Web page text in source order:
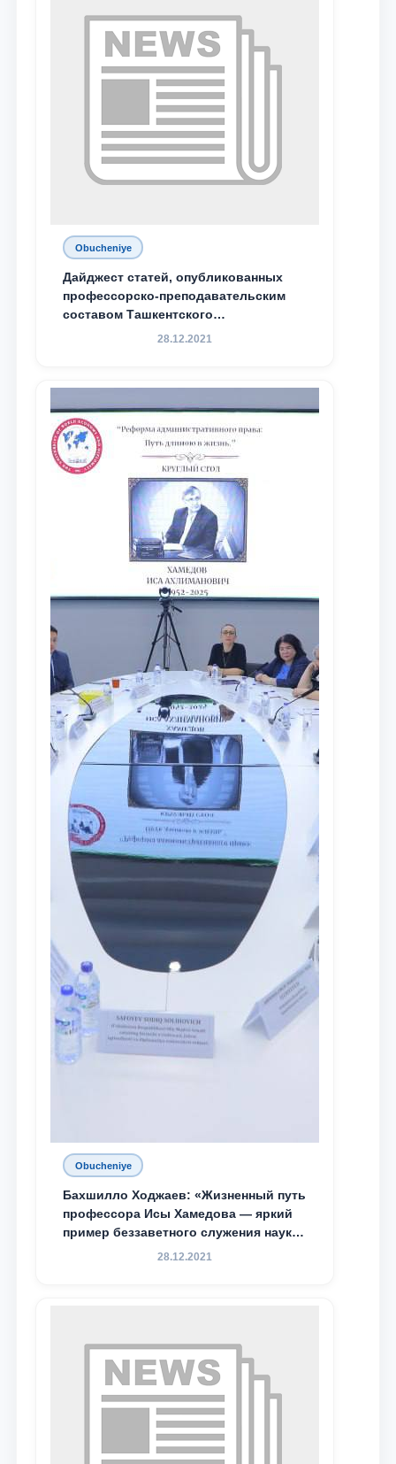
Obucheniye
Дайджест статей, опубликованных
профессорско-преподавательским
составом Ташкентского
государственного юридического
доведения до международного
сообщества результатов реформ и
исследований в сфере
противодействия коррупции
28.12.2021
Obucheniye
Бахшилло Ходжаев: «Жизненный путь
профессора Исы Хамедова — яркий
пример беззаветного служения науке,
Родине и воспитанию молодого
28.12.2021